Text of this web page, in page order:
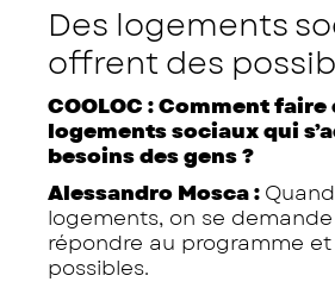
Des logements
offrent des
COOLOC : Comment faire
logements sociaux qui
besoins des gens ?
Alessandro Mosca :
logements, on se
répondre au programme
possibles.